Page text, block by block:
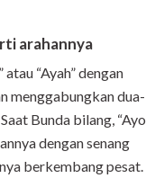
arahannya
“Ayah” dengan
menggabungkan dua-
Bunda bilang, “Ayo
dengan senang
berkembang pesat.